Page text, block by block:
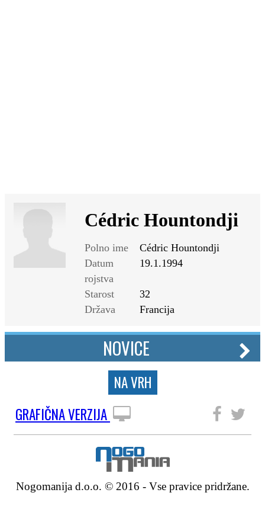
Cédric Hountondji
Polno ime
Cédric Hountondji
Datum
rojstva
19.1.1994
Starost
32
Država
Francija
NOVICE
NA VRH
GRAFIČNA VERZIJA
Nogomanija d.o.o. © 2016 - Vse pravice pridržane.